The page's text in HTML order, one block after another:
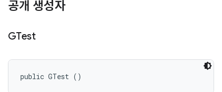
공개 생성자
GTest
public GTest ()